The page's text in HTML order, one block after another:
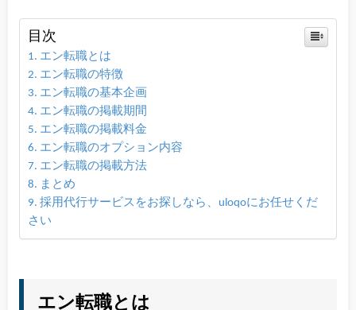
目次
エン転職とは
エン転職の特徴
エン転職の基本企画
エン転職の掲載期間
エン転職の掲載料金
エン転職のオプション内容
エン転職の掲載方法
まとめ
採用代行サービスをお探しなら、uloqoにお任せくだ
さい
エン転職とは